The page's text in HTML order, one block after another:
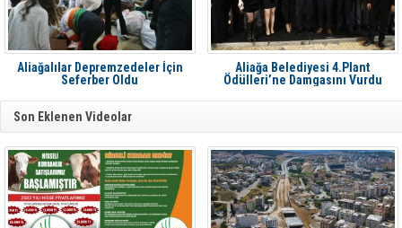
Aliağalılar Depremzedeler İçin
Seferber Oldu
Aliağa Belediyesi 4.Plant
Ödülleri’ne Damgasını Vurdu
Son Eklenen Videolar